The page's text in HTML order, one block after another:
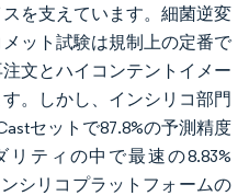
を支えています。細菌逆変
ット試験は規制上の定番で
文とハイコンテントイメー
。しかし、インシリコ部門
セットで87.8%の予測精度
ティの中で最速の8.83%
シリコプラットフォームの